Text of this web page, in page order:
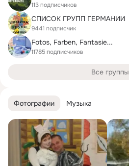
Фотографии Музыка
113 подписчиков
СПИСОК ГРУПП ГЕРМАНИИ
9441 подписчик
Fotos, Farben, Fantasie...
11785 подписчиков
Все группы